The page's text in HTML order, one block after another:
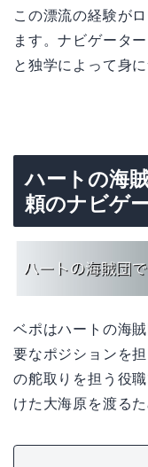
この漂流の経験が
ます。ナビゲータ
と独学によって身
ハートの海
頼のナビゲ
ベポはハートの海
要なポジションを
の舵取りを担う役
けた大海原を渡る